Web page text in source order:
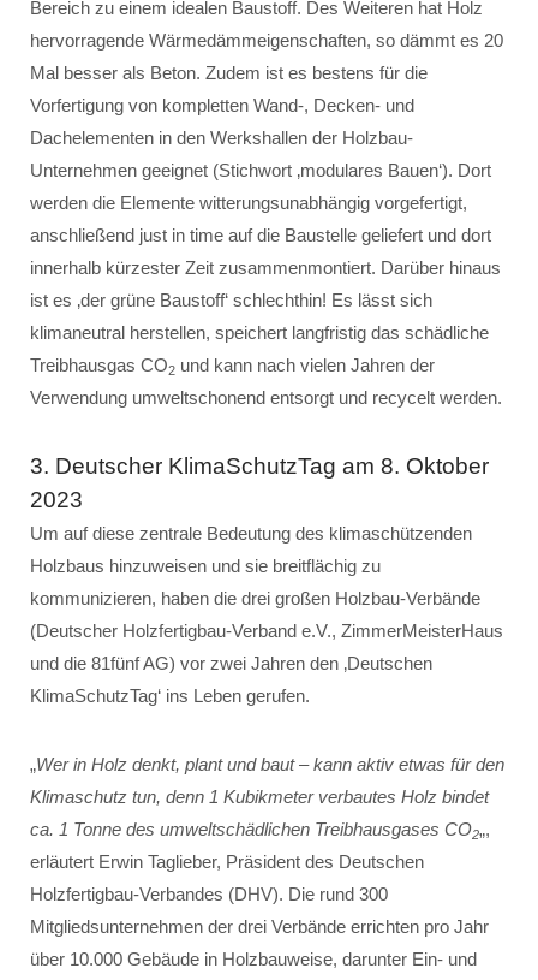
Bereich zu einem idealen Baustoff. Des Weiteren hat Holz
hervorragende Wärmedämmeigenschaften, so dämmt es 20
Mal besser als Beton. Zudem ist es bestens für die
Vorfertigung von kompletten Wand-, Decken- und
Dachelementen in den Werkshallen der Holzbau-
Unternehmen geeignet (Stichwort ‚modulares Bauen‘). Dort
werden die Elemente witterungsunabhängig vorgefertigt,
anschließend just in time auf die Baustelle geliefert und dort
innerhalb kürzester Zeit zusammenmontiert. Darüber hinaus
ist es ‚der grüne Baustoff‘ schlechthin! Es lässt sich
klimaneutral herstellen, speichert langfristig das schädliche
Treibhausgas CO2 und kann nach vielen Jahren der
Verwendung umweltschonend entsorgt und recycelt werden.
3. Deutscher KlimaSchutzTag am 8. Oktober
2023
Um auf diese zentrale Bedeutung des klimaschützenden
Holzbaus hinzuweisen und sie breitflächig zu
kommunizieren, haben die drei großen Holzbau-Verbände
(Deutscher Holzfertigbau-Verband e.V., ZimmerMeisterHaus
und die 81fünf AG) vor zwei Jahren den ‚Deutschen
KlimaSchutzTag‘ ins Leben gerufen.
„Wer in Holz denkt, plant und baut – kann aktiv etwas für den
Klimaschutz tun, denn 1 Kubikmeter verbautes Holz bindet
ca. 1 Tonne des umweltschädlichen Treibhausgases CO2„,
erläutert Erwin Taglieber, Präsident des Deutschen
Holzfertigbau-Verbandes (DHV). Die rund 300
Mitgliedsunternehmen der drei Verbände errichten pro Jahr
über 10.000 Gebäude in Holzbauweise, darunter Ein- und